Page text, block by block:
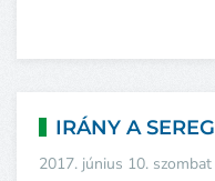
IRÁNY A SEREG
2017. június 10. szombat